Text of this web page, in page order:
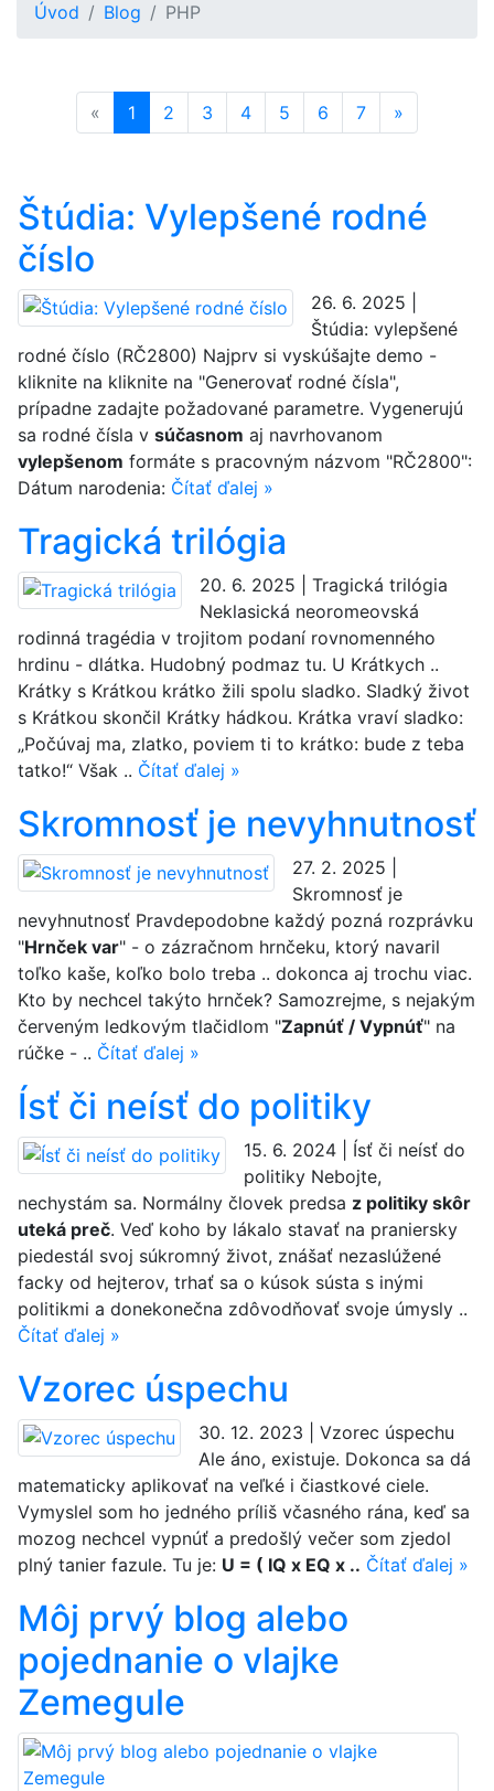
Úvod Blog PHP
« Previous
1 2 3 4 5 6 7 »
Štúdia: Vylepšené rodné
číslo
26. 6. 2025 |
Štúdia: vylepšené
rodné číslo (RČ2800) Najprv si vyskúšajte demo -
kliknite na kliknite na "Generovať rodné čísla",
prípadne zadajte požadované parametre. Vygenerujú
sa rodné čísla v súčasnom aj navrhovanom
vylepšenom formáte s pracovným názvom "RČ2800":
Dátum narodenia: Čítať ďalej »
Tragická trilógia
20. 6. 2025 | Tragická trilógia
Neklasická neoromeovská
rodinná tragédia v trojitom podaní rovnomenného
hrdinu - dlátka. Hudobný podmaz tu. U Krátkych ..
Krátky s Krátkou krátko žili spolu sladko. Sladký život
s Krátkou skončil Krátky hádkou. Krátka vraví sladko:
„Počúvaj ma, zlatko, poviem ti to krátko: bude z teba
tatko!“ Však .. Čítať ďalej »
Skromnosť je nevyhnutnosť
27. 2. 2025 |
Skromnosť je
nevyhnutnosť Pravdepodobne každý pozná rozprávku
"Hrnček var" - o zázračnom hrnčeku, ktorý navaril
toľko kaše, koľko bolo treba .. dokonca aj trochu viac.
Kto by nechcel takýto hrnček? Samozrejme, s nejakým
červeným ledkovým tlačidlom "Zapnúť / Vypnúť" na
rúčke - .. Čítať ďalej »
Ísť či neísť do politiky
15. 6. 2024 | Ísť či neísť do
politiky Nebojte,
nechystám sa. Normálny človek predsa z politiky skôr
uteká preč. Veď koho by lákalo stavať na praniersky
piedestál svoj súkromný život, znášať nezaslúžené
facky od hejterov, trhať sa o kúsok sústa s inými
politikmi a donekonečna zdôvodňovať svoje úmysly ..
Čítať ďalej »
Vzorec úspechu
30. 12. 2023 | Vzorec úspechu
Ale áno, existuje. Dokonca sa dá
matematicky aplikovať na veľké i čiastkové ciele.
Vymyslel som ho jedného príliš včasného rána, keď sa
mozog nechcel vypnúť a predošlý večer som zjedol
plný tanier fazule. Tu je: U = ( IQ x EQ x .. Čítať ďalej »
Môj prvý blog alebo
pojednanie o vlajke
Zemegule